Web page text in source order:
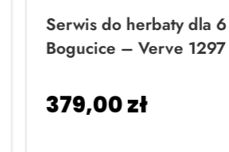
Serwis do herbaty dla
Bogucice – Verve 1297
379,00zł